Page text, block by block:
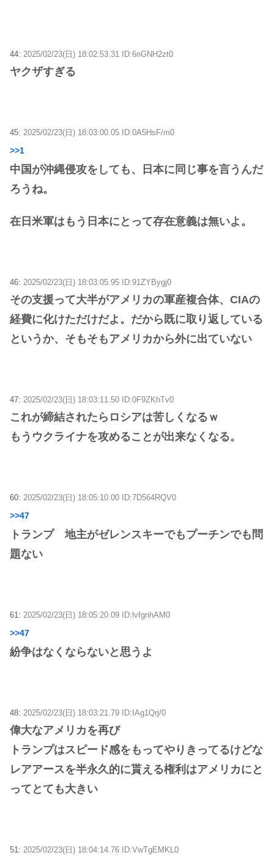
44: 2025/02/23(日) 18:02:53.31 ID:6nGNH2zt0
ヤクザすぎる
45: 2025/02/23(日) 18:03:00.05 ID:0A5HsF/m0
>>1
中国が沖縄侵攻をしても、日本に同じ事を言うんだ
ろうね。
在日米軍はもう日本にとって存在意義は無いよ。
46: 2025/02/23(日) 18:03:05.95 ID:91ZYBygj0
その支援って大半がアメリカの軍産複合体、CIAの
経費に化けただけだよ。だから既に取り返している
というか、そもそもアメリカから外に出ていない
47: 2025/02/23(日) 18:03:11.50 ID:0F9ZKhTv0
これが締結されたらロシアは苦しくなるｗ
もうウクライナを攻めることが出来なくなる。
60: 2025/02/23(日) 18:05:10.00 ID:7D564RQV0
>>47
トランプ 地主がゼレンスキーでもプーチンでも問
題ない
61: 2025/02/23(日) 18:05:20.09 ID:lvfgnhAM0
>>47
紛争はなくならないと思うよ
48: 2025/02/23(日) 18:03:21.79 ID:IAg1Qrj/0
偉大なアメリカを再び
トランプはスピード感をもってやりきってるけどな
レアアースを半永久的に貰える権利はアメリカにと
ってとても大きい
51: 2025/02/23(日) 18:04:14.76 ID:VwTgEMKL0